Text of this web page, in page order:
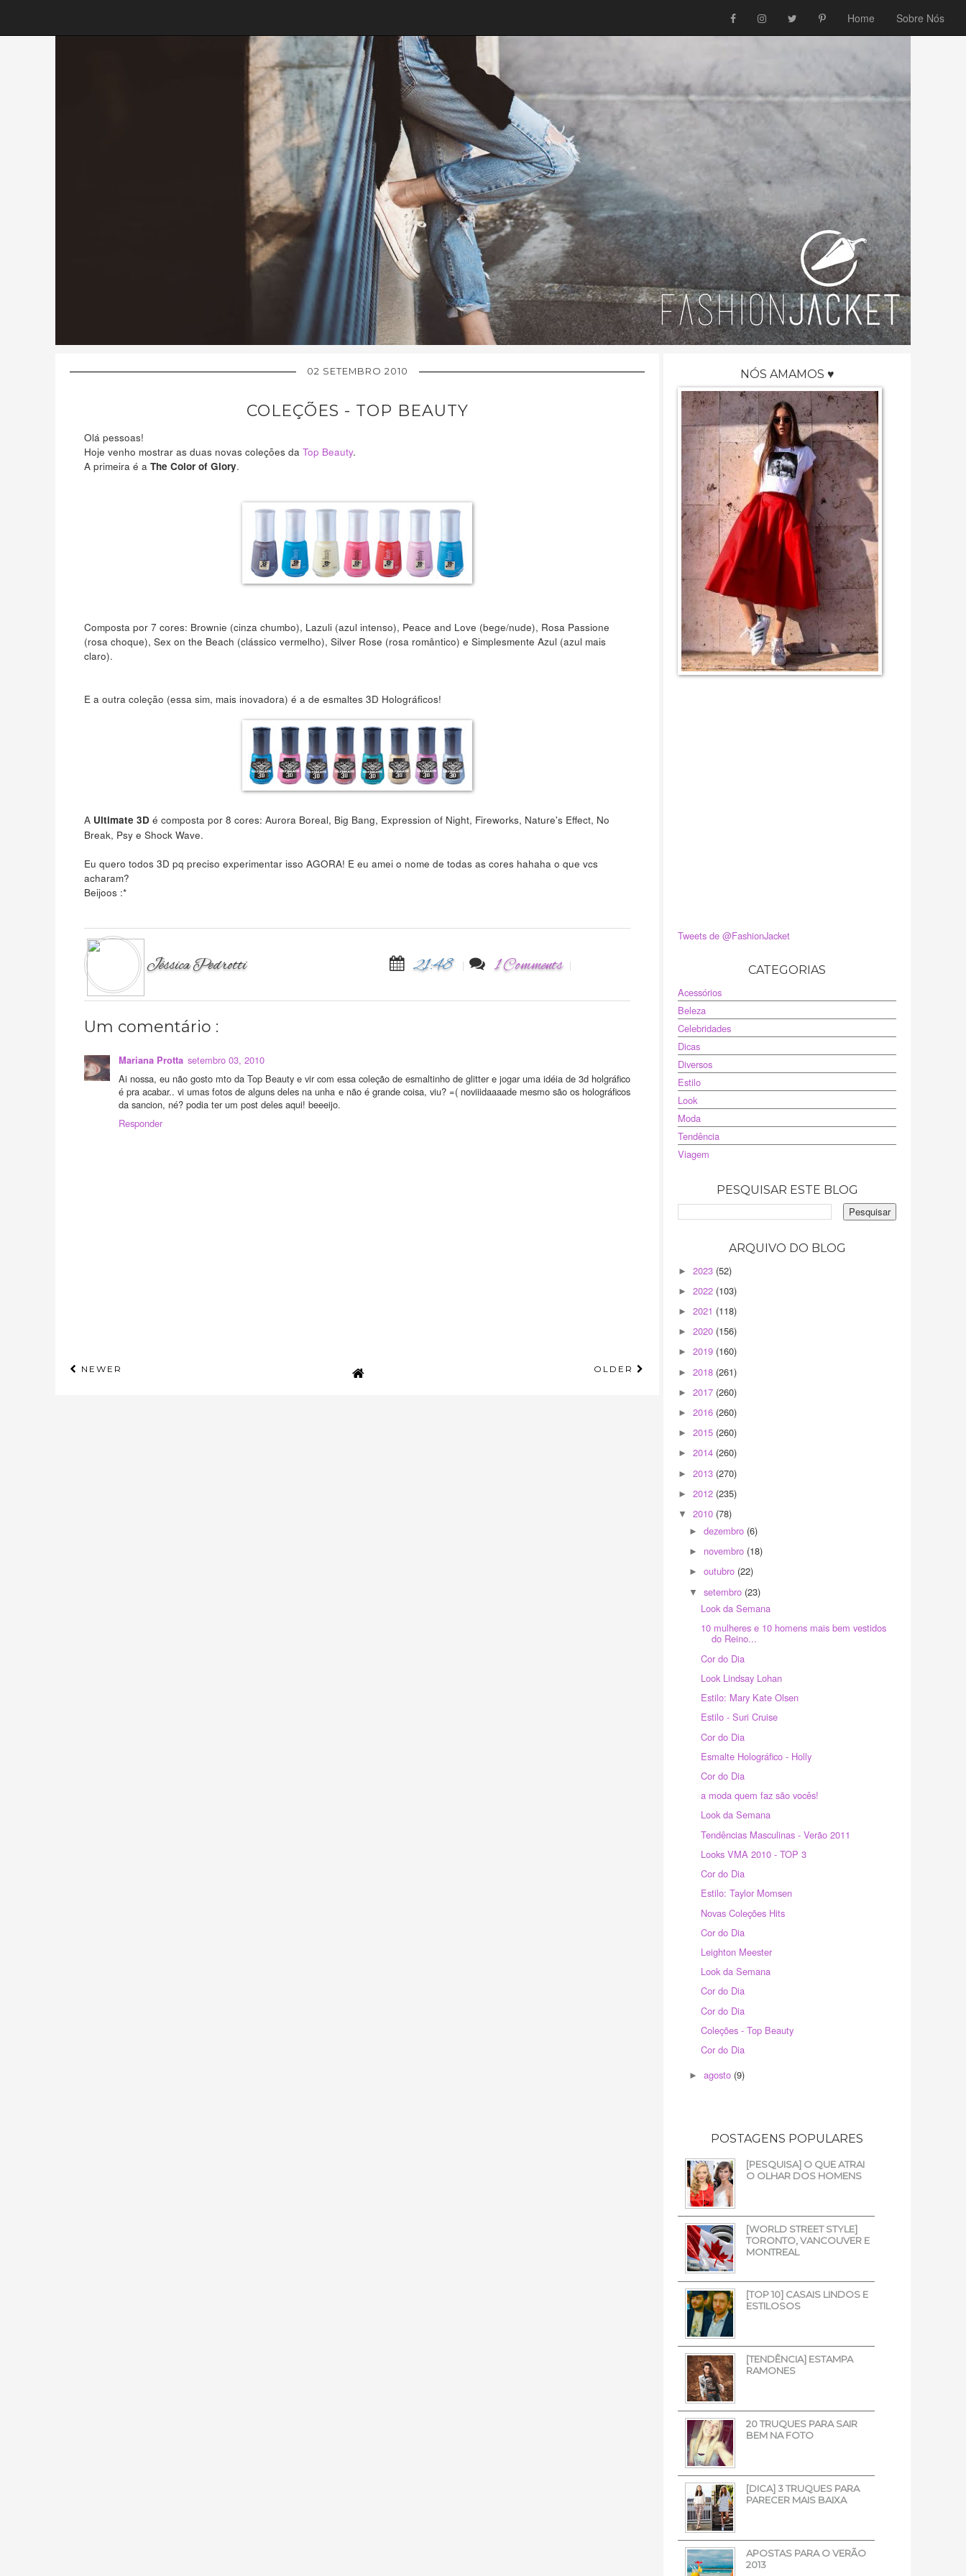
Home Sobre Nós
02 SETEMBRO 2010
COLEÇÕES - TOP BEAUTY
Olá pessoas!
Hoje venho mostrar as duas novas coleções da Top Beauty.
A primeira é a The Color of Glory.
Composta por 7 cores: Brownie (cinza chumbo), Lazuli (azul intenso), Peace and Love (bege/nude), Rosa Passione
(rosa choque), Sex on the Beach (clássico vermelho), Silver Rose (rosa romântico) e Simplesmente Azul (azul mais
claro).
E a outra coleção (essa sim, mais inovadora) é a de esmaltes 3D Holográficos!
A Ultimate 3D é composta por 8 cores: Aurora Boreal, Big Bang, Expression of Night, Fireworks, Nature's Effect, No
Break, Psy e Shock Wave.
Eu quero todos 3D pq preciso experimentar isso AGORA! E eu amei o nome de todas as cores hahaha o que vcs
acharam?
Beijoos :*
Jéssica Pedrotti 21:48 1 Comments
Um comentário :
Mariana Protta setembro 03, 2010
Ai nossa, eu não gosto mto da Top Beauty e vir com essa coleção de esmaltinho de glitter e jogar uma idéia de 3d holgráfico
é pra acabar.. vi umas fotos de alguns deles na unha e não é grande coisa, viu? =( noviiidaaaade mesmo são os holográficos
da sancion, né? podia ter um post deles aqui! beeeijo.
Responder
NEWER OLDER
NÓS AMAMOS ♥
Tweets de @FashionJacket
CATEGORIAS
Acessórios
Beleza
Celebridades
Dicas
Diversos
Estilo
Look
Moda
Tendência
Viagem
PESQUISAR ESTE BLOG
ARQUIVO DO BLOG
► 2023 (52)
► 2022 (103)
► 2021 (118)
► 2020 (156)
► 2019 (160)
► 2018 (261)
► 2017 (260)
► 2016 (260)
► 2015 (260)
► 2014 (260)
► 2013 (270)
► 2012 (235)
▼ 2010 (78)
►dezembro (6)
► novembro (18)
►outubro (22)
▼setembro (23)
Look da Semana
10 mulheres e 10 homens mais bem vestidos
do Reino...
Cor do Dia
Look Lindsay Lohan
Estilo: Mary Kate Olsen
Estilo - Suri Cruise
Cor do Dia
Esmalte Holográfico - Holly
Cor do Dia
a moda quem faz são vocês!
Look da Semana
Tendências Masculinas - Verão 2011
Looks VMA 2010 - TOP 3
Cor do Dia
Estilo: Taylor Momsen
Novas Coleções Hits
Cor do Dia
Leighton Meester
Look da Semana
Cor do Dia
Cor do Dia
Coleções - Top Beauty
Cor do Dia
►agosto (9)
POSTAGENS POPULARES
[PESQUISA] O QUE ATRAI
O OLHAR DOS HOMENS
[WORLD STREET STYLE]
TORONTO, VANCOUVER E
MONTREAL
[TOP 10] CASAIS LINDOS E
ESTILOSOS
[TENDÊNCIA] ESTAMPA
RAMONES
20 TRUQUES PARA SAIR
BEM NA FOTO
[DICA] 3 TRUQUES PARA
PARECER MAIS BAIXA
APOSTAS PARA O VERÃO
2013